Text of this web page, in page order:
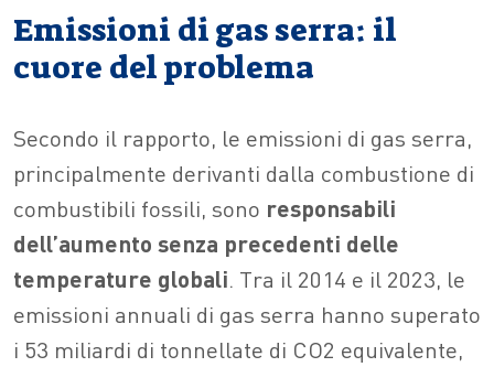
Emissioni di gas serra: il
cuore del problema
Secondo il rapporto, le emissioni di gas serra,
principalmente derivanti dalla combustione di
combustibili fossili, sono responsabili
dell’aumento senza precedenti delle
temperature globali. Tra il 2014 e il 2023, le
emissioni annuali di gas serra hanno superato
i 53 miliardi di tonnellate di CO2 equivalente,